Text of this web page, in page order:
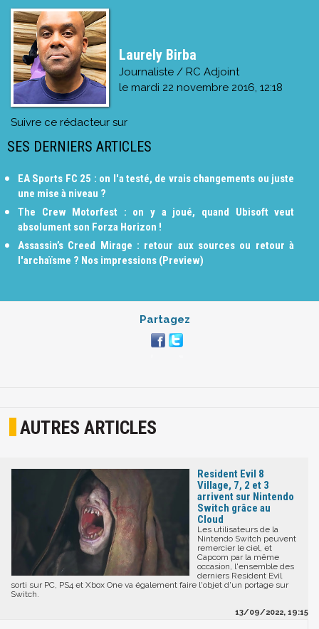
Laurely Birba
Journaliste / RC Adjoint
le mardi 22 novembre 2016, 12:18
Suivre ce rédacteur sur
SES DERNIERS ARTICLES
EA Sports FC 25 : on l'a testé, de vrais changements ou juste
une mise à niveau ?
The Crew Motorfest : on y a joué, quand Ubisoft veut
absolument son Forza Horizon !
Assassin’s Creed Mirage : retour aux sources ou retour à
l'archaïsme ? Nos impressions (Preview)
Partagez
AUTRES ARTICLES
Resident Evil 8
Village, 7, 2 et 3
arrivent sur Nintendo
Switch grâce au
Cloud
Les utilisateurs de la
Nintendo Switch peuvent
remercier le ciel, et
Capcom par la même
occasion, l'ensemble des
derniers Resident Evil
sorti sur PC, PS4 et Xbox One va également faire l'objet d'un portage sur
Switch.
13/09/2022, 19:15